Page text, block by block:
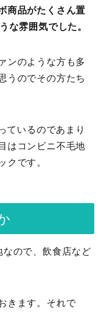
商品がたくさん置
な雰囲気でした。
ンのような方も多
うのでその方たち
ているのであまり
はコンビニ不毛地
クです。
ので、飲食店など
きます。それで